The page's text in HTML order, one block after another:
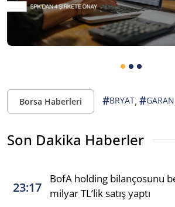
Borsa Haberleri #BRYAT, #GARAN
Son Dakika Haberler
23:17
BofA holding bilançosunu
milyar TL’lik satış yaptı